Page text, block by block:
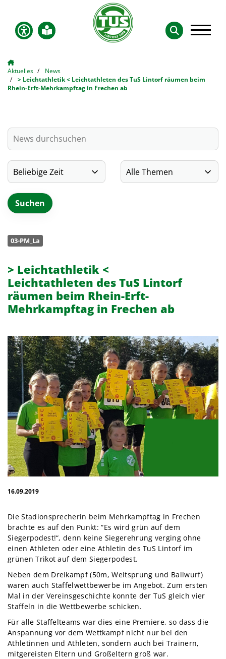
Aktuelles
News
> Leichtathletik < Leichtathleten des TuS Lintorf räumen beim
Rhein-Erft-Mehrkampftag in Frechen ab
03-PM_La
> Leichtathletik <
Leichtathleten des TuS Lintorf
räumen beim Rhein-Erft-
Mehrkampftag in Frechen ab
16.09.2019
Die Stadionsprecherin beim Mehrkampftag in Frechen
brachte es auf den Punkt: “Es wird grün auf dem
Siegerpodest!“, denn keine Siegerehrung verging ohne
einen Athleten oder eine Athletin des TuS Lintorf im
grünen Trikot auf dem Siegerpodest.
Neben dem Dreikampf (50m, Weitsprung und Ballwurf)
waren auch Staffelwettbewerbe im Angebot. Zum ersten
Mal in der Vereinsgeschichte konnte der TuS gleich vier
Staffeln in die Wettbewerbe schicken.
Für alle Staffelteams war dies eine Premiere, so dass die
Anspannung vor dem Wettkampf nicht nur bei den
Athletinnen und Athleten, sondern auch bei Trainern,
mitgereisten Eltern und Großeltern groß war.